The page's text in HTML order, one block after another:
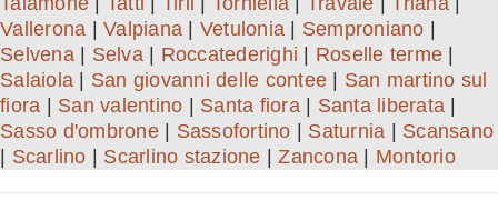
Vallerona
Valpiana Vetulonia Semproniano
Selvena| Selva| Roccatederighi Roselle terme
Salaiola
San giovanni delle contee
San martino sul
fiora
San valentino Santa fiora| Santa liberata
Sasso d'ombrone| Sassofortino Saturnia
Scansano
Scarlino Scarlino stazione |Zancona Montorio